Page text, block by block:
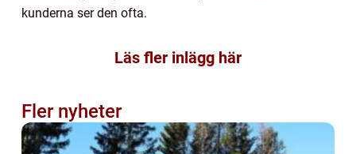
kunderna ser den ofta.
Läs fler inlägg här
Fler nyheter